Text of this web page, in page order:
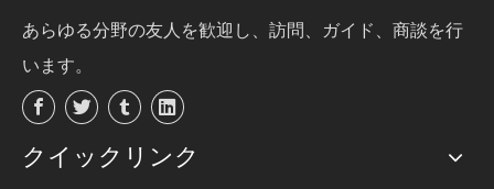
あらゆる分野の友人を歓迎し、訪問、ガイド、商談を行
います。
クイックリンク